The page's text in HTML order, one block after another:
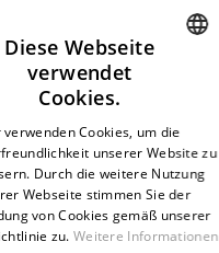
Heller
GERMAN
Diese Webseite
verwendet
Cookies.
verwenden Cookies, um die
unserer Website zu
Durch die weitere Nutzung
Webseite stimmen Sie der
von Cookies gemäß unserer
zu. Weitere Informationen